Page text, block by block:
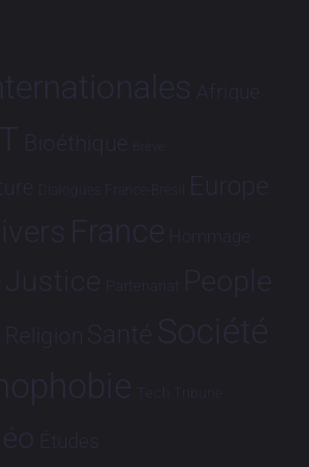
Afrique
Bioéthique Brève
Dialogues France-Brésil Europe
France Hommage
Justice Partenariat People
Religion Santé Société
Tech Tribune
Études